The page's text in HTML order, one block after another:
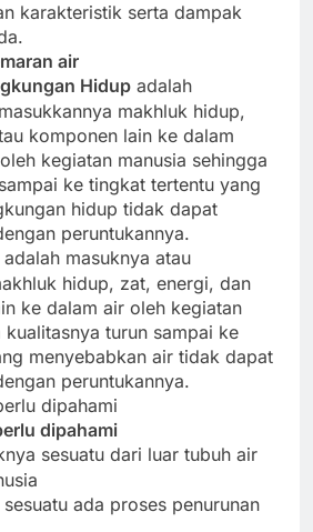
karakteristik serta dampak
air
Hidup adalah
makhluk hidup,
komponen lain ke dalam
kegiatan manusia sehingga
ke tingkat tertentu yang
hidup tidak dapat
peruntukannya.
adalah masuknya atau
hidup, zat, energi, dan
ke dalam air oleh kegiatan
kualitasnya turun sampai ke
menyebabkan air tidak dapat
peruntukannya.
dipahami
dipahami
sesuatu dari luar tubuh air
ada proses penurunan